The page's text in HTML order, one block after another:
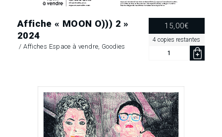
Affiche « MOON O))) 2 »
2024
/Affiches Espace à vendre Goodies
15,00€
4 copies restantes
quantité
MOON
O)))
2 »
2024